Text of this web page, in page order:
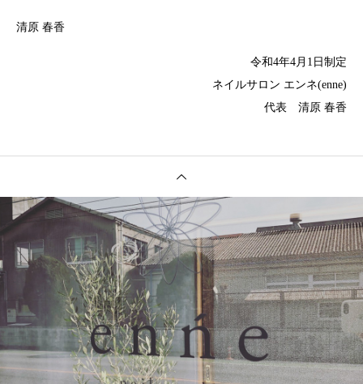
清原 春香
令和4年4月1日制定
ネイルサロン エンネ(enne)
代表 清原 春香